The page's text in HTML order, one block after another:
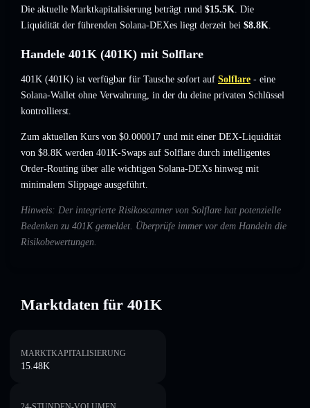
Die aktuelle Marktkapitalisierung beträgt rund $15.5K. Die
Liquidität der führenden Solana-DEXes liegt derzeit bei $8.8K.
Handele 401K (401K) mit Solflare
401K (401K) ist verfügbar für Tausche sofort auf Solflare - eine
Solana-Wallet ohne Verwahrung, in der du deine privaten Schlüssel
kontrollierst.
Zum aktuellen Kurs von $0.000017 und mit einer DEX-Liquidität
von $8.8K werden 401K-Swaps auf Solflare durch intelligentes
Order-Routing über alle wichtigen Solana-DEXs hinweg mit
minimalem Slippage ausgeführt.
Hinweis: Der integrierte Risikoscanner von Solflare hat potenzielle
Bedenken zu 401K gemeldet. Überprüfe immer vor dem Handeln die
Risikobewertungen.
Marktdaten für 401K
MARKTKAPITALISIERUNG
15.48K